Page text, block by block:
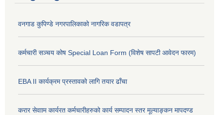
वनगाड कुपिण्डे नगरपालिकाको नागरिक वडापत्र
कर्मचारी सञ्चय कोष Special Loan Form (विशेष सापटी आवेदन फारम)
EBA II कार्यक्रम प्रस्तावको लागि तयार ढाँचा
करार सेवााम कार्यरत कर्मचारीहरुको कार्य सम्पादन स्तर मूल्याङ्कन मापदण्ड